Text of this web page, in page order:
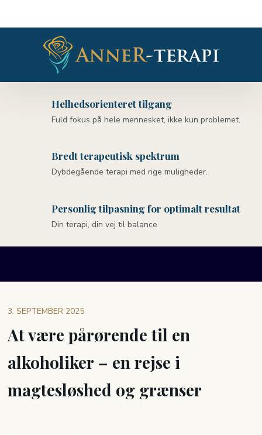
Helhedsorienteret tilgang
Fuld fokus på hele mennesket, ikke kun problemet.
Bredt terapeutisk spektrum
Dybdegående terapi med rige muligheder.
Personlig tilpasning for optimalt resultat
Din terapi, din vej til balance
3. SEPTEMBER 2025
At være pårørende til en
alkoholiker – en rejse i
magtesløshed og grænser